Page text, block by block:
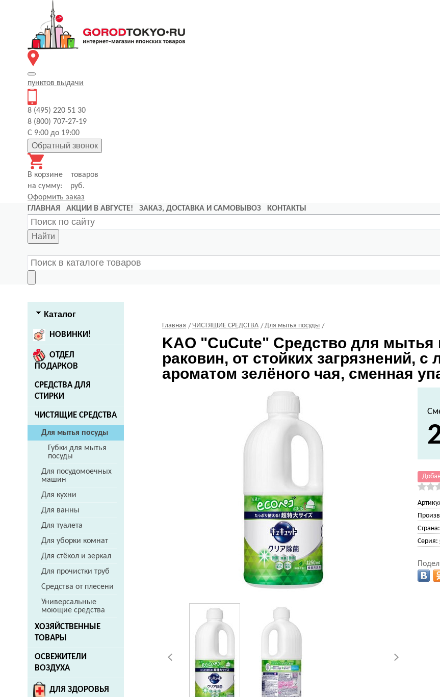
пунктов выдачи
8 (495) 220 51 30
8 (800) 707-27-19
С 9:00 до 19:00
Обратный звонок
В корзине
товаров
на сумму:
руб.
Оформить заказ
ГЛАВНАЯ
АКЦИИ В АВГУСТЕ! ЗАКАЗ, ДОСТАВКА И САМОВЫВОЗ КОНТАКТЫ
Найти
Каталог
НОВИНКИ!
ОТДЕЛ
ПОДАРКОВ
СРЕДСТВА ДЛЯ
СТИРКИ
ЧИСТЯЩИЕ СРЕДСТВА
Для мытья посуды
Губки для мытья
посуды
Для посудомоечных
машин
Для кухни
Для ванны
Для туалета
Для уборки комнат
Для стёкол и зеркал
Для прочистки труб
Средства от плесени
Универсальные
моющие средства
ХОЗЯЙСТВЕННЫЕ
ТОВАРЫ
ОСВЕЖИТЕЛИ
ВОЗДУХА
ДЛЯ ЗДОРОВЬЯ
Главная ЧИСТЯЩИЕ СРЕДСТВА Для мытья посуды
KAO "CuCute" Средство для мытья
раковин, от стойких загрязнений,
ароматом зелёного чая, сменная
Страна:
Серия: